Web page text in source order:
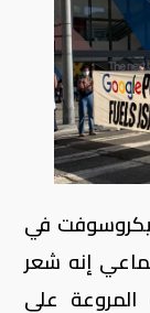
في
إنه شعر
المروعة على